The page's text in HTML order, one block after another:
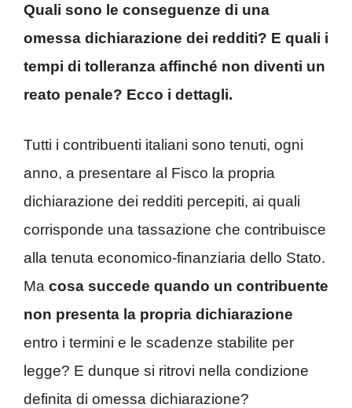
Quali sono le conseguenze di una
omessa dichiarazione dei redditi? E quali i
tempi di tolleranza affinché non diventi un
reato penale? Ecco i dettagli.
Tutti i contribuenti italiani sono tenuti, ogni
anno, a presentare al Fisco la propria
dichiarazione dei redditi percepiti, ai quali
corrisponde una tassazione che contribuisce
alla tenuta economico-finanziaria dello Stato.
Ma cosa succede quando un contribuente
non presenta la propria dichiarazione
entro i termini e le scadenze stabilite per
legge? E dunque si ritrovi nella condizione
definita di omessa dichiarazione?